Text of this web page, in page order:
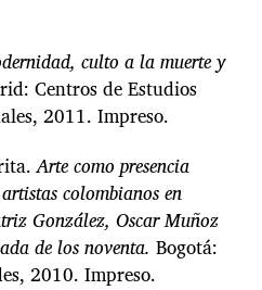
culto a la muerte y
Centros de Estudios
2011. Impreso.
Arte como presencia
colombianos en
González, Oscar Muñoz
de los noventa. Bogotá:
2010. Impreso.